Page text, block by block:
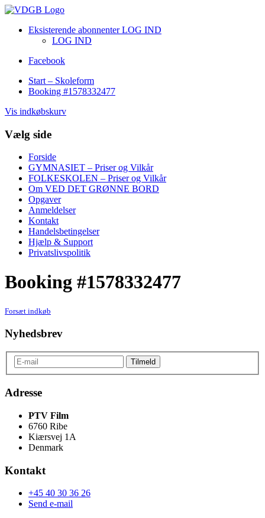
Eksisterende abonnenter LOG IND
LOG IND
Facebook
Start – Skoleform
Booking #1578332477
Vis indkøbskurv
Vælg side
Forside
GYMNASIET – Priser og Vilkår
FOLKESKOLEN – Priser og Vilkår
Om VED DET GRØNNE BORD
Opgaver
Anmeldelser
Kontakt
Handelsbetingelser
Hjælp & Support
Privatslivspolitik
Booking #1578332477
Forsæt indkøb
Nyhedsbrev
Adresse
PTV Film
6760 Ribe
Kiærsvej 1A
Denmark
Kontakt
+45 40 30 36 26
Send e-mail